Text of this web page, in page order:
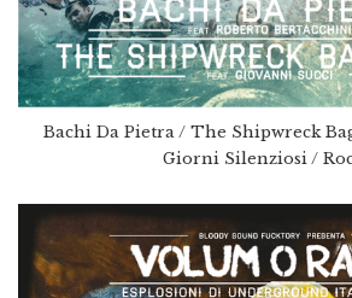
Bachi Da Pietra / The Shipwreck
Giorni Silenziosi /